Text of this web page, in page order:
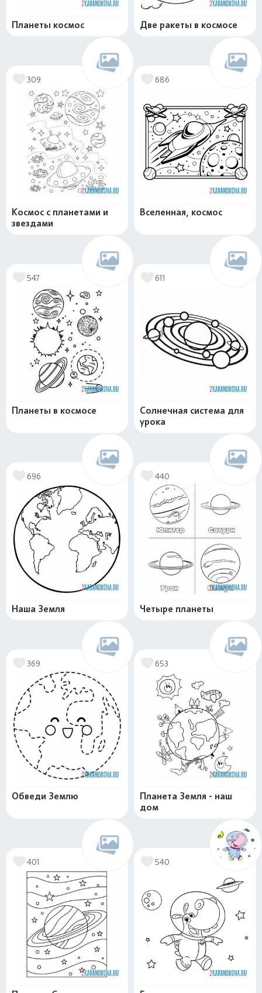
Планеты космос Две ракеты в космосе
309
Космос с планетами и
звездами
686
Вселенная, космос
547
Планеты в космосе
611
Солнечная система для
урока
696
Наша Земля
440
Четыре планеты
369
Обведи Землю
653
Планета Земля - наш
дом
401 540